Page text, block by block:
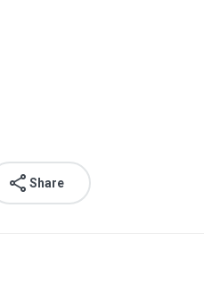
Share